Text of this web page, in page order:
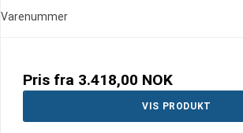
Varenummer
Pris fra 3.418,00 NOK
VIS PRODUKT